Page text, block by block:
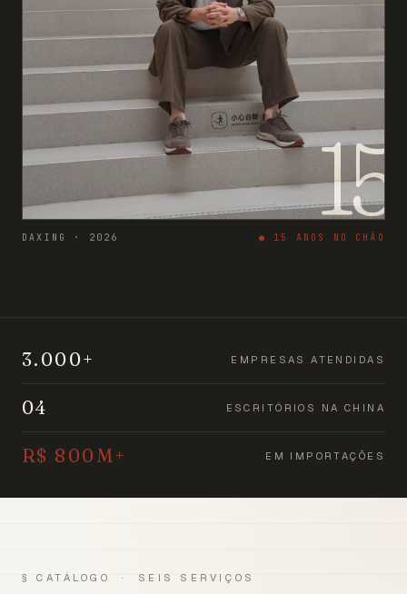
15
DAXING · 2026 ● 15 ANOS NO CHÃO
3.000+ EMPRESAS ATENDIDAS
04 ESCRITÓRIOS NA CHINA
R$ 800M+ EM IMPORTAÇÕES
§ CATÁLOGO · SEIS SERVIÇOS